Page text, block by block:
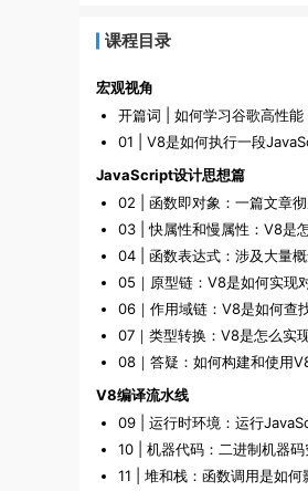
课程目录
宏观视角
开篇词 | 如何学习谷歌高性
01 | V8是如何执行一段
JavaScript设计思想篇
02 | 函数即对象：一篇文章
03 | 快属性和慢属性：V8是
04 | 函数表达式：涉及大量
05｜原型链：V8是如何实现
06｜作用域链：V8是如何查
07｜类型转换：V8是怎么实
08｜答疑：如何构建和使用
V8编译流水线
09 | 运行时环境：运行
10 | 机器代码：二进制机器
11 | 堆和栈：函数调用是如何